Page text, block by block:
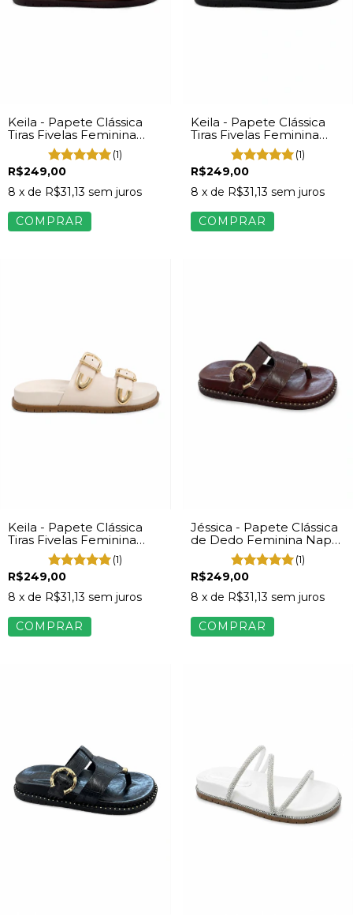
Keila - Papete Clássica
Tiras Fivelas Feminina
Napa Marrom
(1)
R$249,00
8 x de R$31,13 sem juros
COMPRAR
Keila - Papete Clássica
Tiras Fivelas Feminina
Napa Preto
(1)
R$249,00
8 x de R$31,13 sem juros
COMPRAR
Keila - Papete Clássica
Tiras Fivelas Feminina
Napa Off White
(1)
R$249,00
8 x de R$31,13 sem juros
COMPRAR
Jéssica - Papete Clássica
de Dedo Feminina Napa
Marrom
(1)
R$249,00
8 x de R$31,13 sem juros
COMPRAR